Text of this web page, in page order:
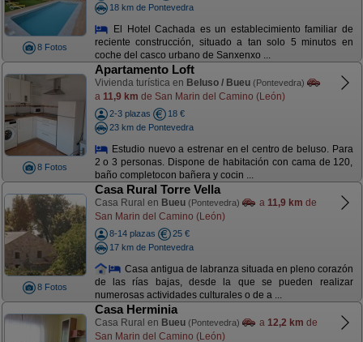
8 Fotos
18 km de Pontevedra
El Hotel Cachada es un establecimiento familiar de
reciente construcción, situado a tan solo 5 minutos en
coche del casco urbano de Sanxenxo ...
8 Fotos
Apartamento Loft
Vivienda turística en Beluso / Bueu (Pontevedra)
a 11,9 km de San Marin del Camino (León)
2-3 plazas
18 €
23 km de Pontevedra
Estudio nuevo a estrenar en el centro de beluso. Para
2 o 3 personas. Dispone de habitación con cama de 120,
baño completocon bañera y cocin ...
8 Fotos
Casa Rural Torre Vella
Casa Rural en Bueu (Pontevedra) a 11,9 km de
San Marin del Camino (León)
8-14 plazas
25 €
17 km de Pontevedra
Casa antigua de labranza situada en pleno corazón
de las rías bajas, desde la que se pueden realizar
numerosas actividades culturales o de a ...
Casa Herminia
Casa Rural en Bueu (Pontevedra) a 12,2 km de
San Marin del Camino (León)